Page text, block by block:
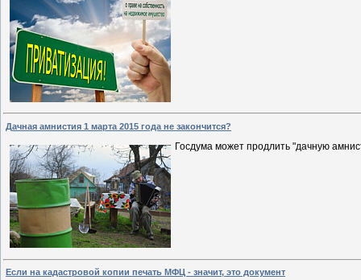
Дачная амнистия 1 марта 2015 года не закончится?
Госдума может продлить "дачную
Если на кадастровой копии печать МФЦ - значит, это документ